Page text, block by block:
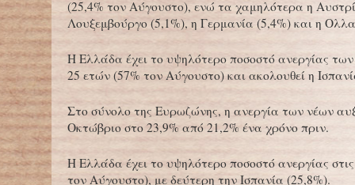
(25,4% τον Αύγουστο), ενώ τα χαμηλότερα η
Λουξεμβούργο (5,1%), η Γερμανία (5,4%) και η
Η Ελλάδα έχει το υψηλότερο ποσοστό ανεργίας
25 ετών (57% τον Αύγουστο) και ακολουθεί η
Στο σύνολο της Ευρωζώνης, η ανεργία των νέων
Οκτώβριο στο 23,9% από 21,2% ένα χρόνο πριν.
Η Ελλάδα έχει το υψηλότερο ποσοστό ανεργίας
τον Αύγουστο), με δεύτερη την Ισπανία (25,8%).